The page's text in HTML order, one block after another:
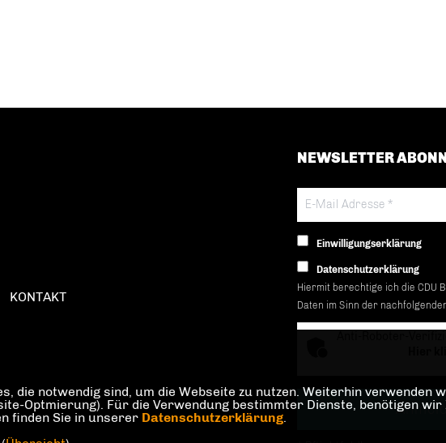
KONTAKT
NEWSLETTER
Einwilligungserklärung
Datenschutzerklärung
Hiermit berechtige ich die CDU
Daten im Sinn der
die notwendig sind, um die Webseite zu nutzen. Weiterhin
Optmierung). Für die Verwendung bestimmter Dienste, benötigen
finden Sie in unserer Datenschutzerklärung.